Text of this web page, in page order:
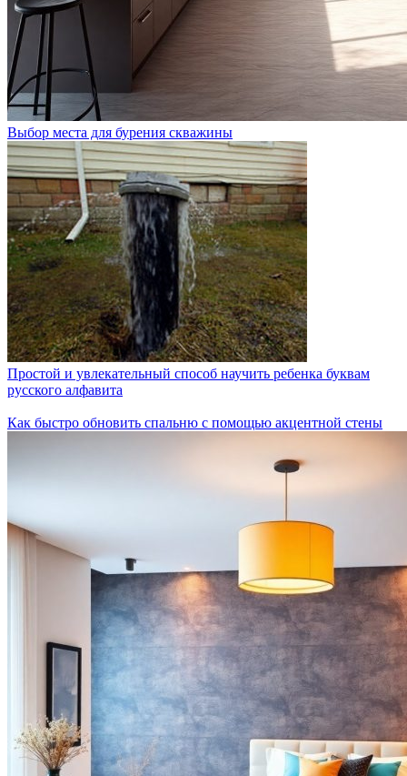
Выбор места для бурения скважины
Простой и увлекательный способ научить ребенка буквам
русского алфавита
Как быстро обновить спальню с помощью акцентной стены